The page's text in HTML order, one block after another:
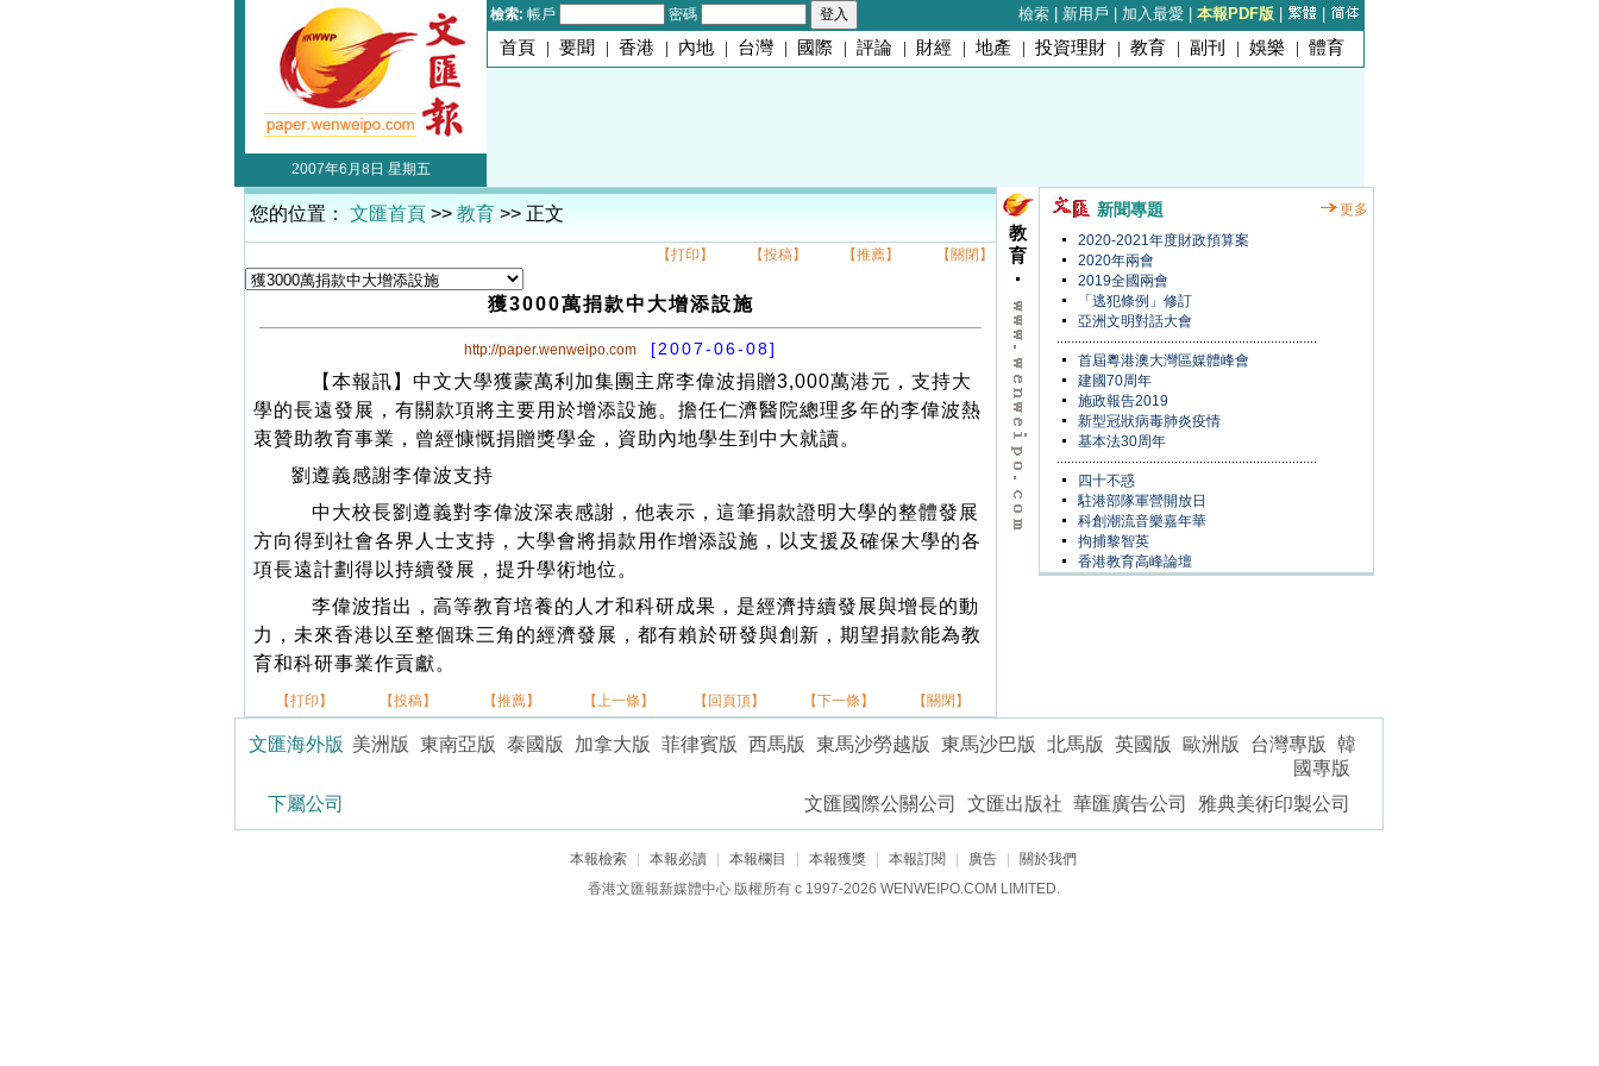
檢索: 帳戶 密碼 檢索 新用戶 加入最愛 本報PDF版
首頁 | 要聞 | 香港 | 內地 | 台灣 | 國際 | 評論 | 財經 | 地產 | 投資理財 | 教育 | 副刊 | 娛樂 | 體育
2007年6月8日 星期五
您的位置： 文匯首頁 >> 教育 >> 正文
【打印】 【投稿】 【推薦】 【關閉】
獲3000萬捐款中大增添設施
http://paper.wenweipo.com [2007-06-08]
【本報訊】中文大學獲蒙萬利加集團主席李偉波捐贈3,000萬港元，支持大
學的長遠發展，有關款項將主要用於增添設施。擔任仁濟醫院總理多年的李偉波熱
衷贊助教育事業，曾經慷慨捐贈獎學金，資助內地學生到中大就讀。
劉遵義感謝李偉波支持
中大校長劉遵義對李偉波深表感謝，他表示，這筆捐款證明大學的整體發展
方向得到社會各界人士支持，大學會將捐款用作增添設施，以支援及確保大學的各
項長遠計劃得以持續發展，提升學術地位。
李偉波指出，高等教育培養的人才和科研成果，是經濟持續發展與增長的動
力，未來香港以至整個珠三角的經濟發展，都有賴於研發與創新，期望捐款能為教
育和科研事業作貢獻。
【打印】 【投稿】 【推薦】 【上一條】 【回頁頂】 【下一條】 【關閉】
教
育
新聞專題
更多
2020-2021年度財政預算案
2020年兩會
2019全國兩會
「逃犯條例」修訂
亞洲文明對話大會
首屆粵港澳大灣區媒體峰會
建國70周年
施政報告2019
新型冠狀病毒肺炎疫情
基本法30周年
四十不惑
駐港部隊軍營開放日
科創潮流音樂嘉年華
拘捕黎智英
香港教育高峰論壇
文匯海外版 美洲版 東南亞版 泰國版 加拿大版 菲律賓版 西馬版 東馬沙勞越版 東馬沙巴版 北馬版 英國版 歐洲版 台灣專版
韓
國專版
下屬公司
文匯國際公關公司 文匯出版社 華匯廣告公司 雅典美術印製公司
本報檢索 本報必讀 本報欄目 本報獲獎 本報訂閱 廣告
關於我們
香港文匯報新媒體中心 版權所有 c 1997-2026 WENWEIPO.COM LIMITED.